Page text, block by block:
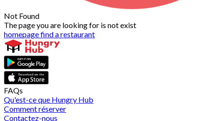
Not Found
The page you are looking for is not exist
homepagefind a restaurant
FAQs
Qu'est-ce que Hungry Hub
Comment réserver
Contactez-nous